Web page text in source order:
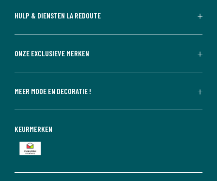
HULP & DIENSTEN LA REDOUTE
ONZE EXCLUSIEVE MERKEN
MEER MODE EN DECORATIE !
KEURMERKEN